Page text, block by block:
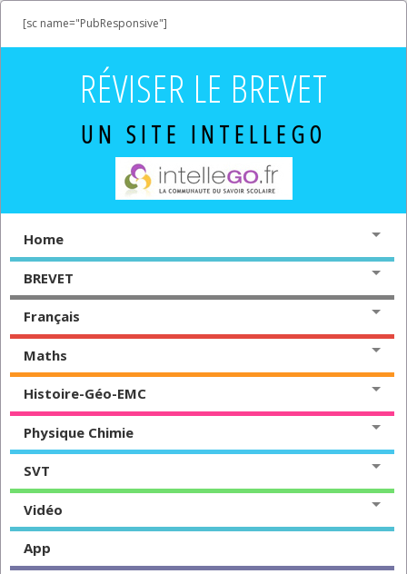
[sc name="PubResponsive"]
RÉVISER LE BREVET
UN SITE INTELLEGO
Home
BREVET
Français
Maths
Histoire-Géo-EMC
Physique Chimie
SVT
Vidéo
App